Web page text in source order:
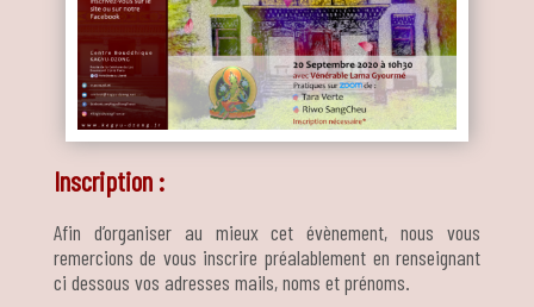
Inscription :
Afin d’organiser au mieux cet évènement, nous vous
remercions de vous inscrire préalablement en renseignant
ci dessous vos adresses mails, noms et prénoms.